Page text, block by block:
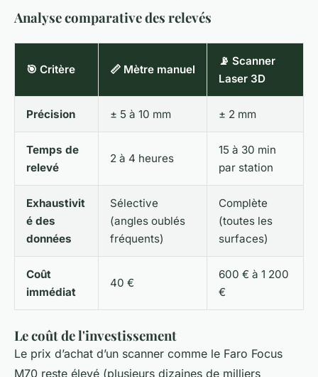
Analyse comparative des relevés
🎯 Critère 📏 Mètre manuel
📡 Scanner
Laser 3D
Précision ± 5 à 10 mm ± 2 mm
Temps de
relevé
2 à 4 heures
15 à 30 min
par station
Exhaustivit
é des
données
Sélective
(angles oublés
fréquents)
Complète
(toutes les
surfaces)
Coût
immédiat
40 €
600 € à 1 200
€
Le coût de l'investissement
Le prix d’achat d’un scanner comme le Faro Focus
M70 reste élevé (plusieurs dizaines de milliers